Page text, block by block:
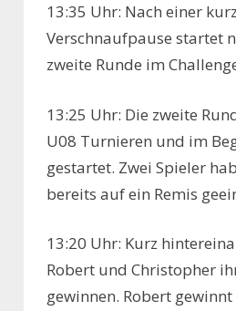
13:35 Uhr: Nach einer
Verschnaufpause startet
zweite Runde im
13:25 Uhr: Die zweite
U08 Turnieren und im
gestartet. Zwei Spieler
bereits auf ein Remis
13:20 Uhr: Kurz
Robert und Christopher
gewinnen. Robert